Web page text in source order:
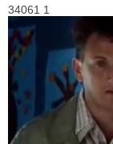
34061 1